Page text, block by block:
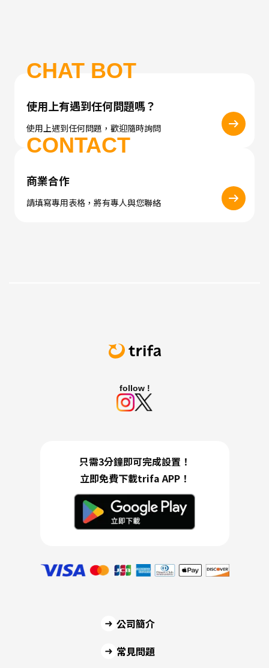
CHAT BOT
使用上有遇到任何問題嗎？
使用上遇到任何問題，歡迎隨時詢問
CONTACT
商業合作
請填寫專用表格，將有專人與您聯絡
follow !
只需3分鐘即可完成設置！
立即免費下載trifa APP！
公司簡介
常見問題